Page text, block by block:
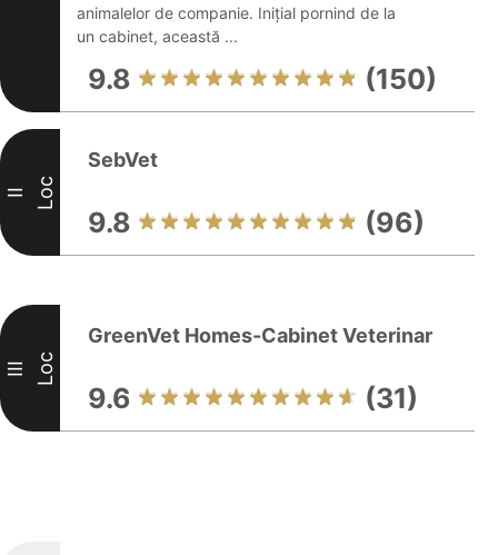
animalelor de companie. Inițial pornind de la
un cabinet, această ...
9.8 (150)
II Loc
SebVet
9.8 (96)
III Loc
GreenVet Homes-Cabinet Veterinar
9.6 (31)